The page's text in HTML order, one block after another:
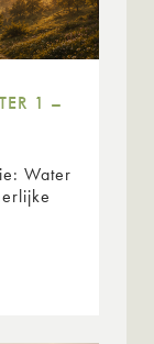
1 –
Water